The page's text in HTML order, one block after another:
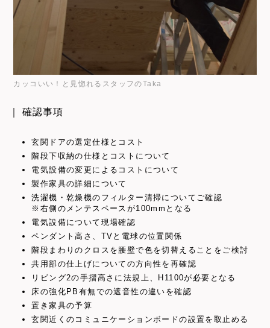
カッコいい！と見惚れるスタッフのTaka
｜ 確認事項
玄関ドアの選定仕様とコスト
階段下収納の仕様とコストについて
電気設備の変更によるコストについて
製作家具の詳細について
洗濯機・乾燥機のフィルター清掃についてご確認
※右側のメンテスペースが100mmとなる
電気設備について現場確認
ペンダント高さ、TVと電球の位置関係
階段まわりのクロスを腰壁で色を切替えることをご検討
共用部の仕上げについての方向性を再確認
リビング2の手摺高さに法規上、H1100が必要となる
床の強化PB有無での遮音性の違いを確認
置き家具の予算
玄関近くのコミュニケーションボードの設置を取止める